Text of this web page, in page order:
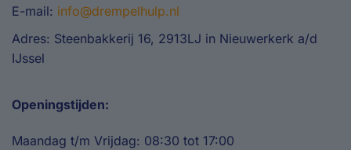
E-mail: info@drempelhulp.nl
Adres: Steenbakkerij 16, 2913LJ in Nieuwerkerk a/d
IJssel
Openingstijden:
Maandag t/m Vrijdag: 08:30 tot 17:00